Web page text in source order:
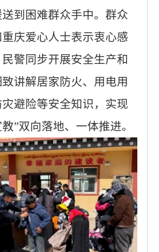
到困难群众手中。群众
庆爱心人士表示衷心感
警同步开展安全生产和
讲解居家防火、用电用
避险等安全知识，实现
”双向落地、一体推进。